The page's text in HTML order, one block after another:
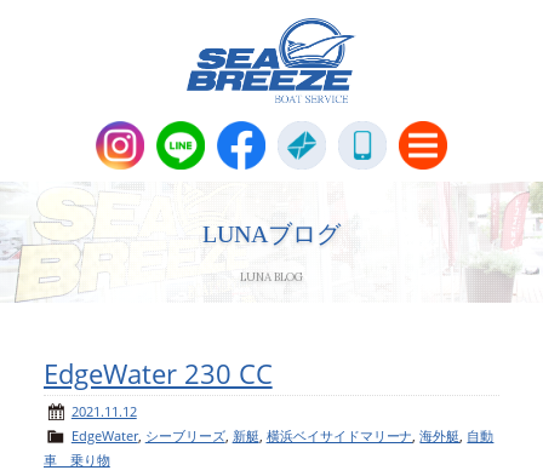
Boat Sales
新艇・中古艇情報
メンテナンス
パーツ販売・アパレル商品
News & Topics
ニュース＆トピックス
LUNAブログ
LUNA BLOG
EdgeWater 230 CC
2021.11.12
EdgeWater, シーブリーズ, 新艇 横浜ベイサイドマリーナ ,海外艇 自動
車 乗り物